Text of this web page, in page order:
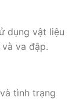
dụng vật liệu
va đập.
tình trạng